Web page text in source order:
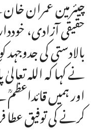
حقیقی آزادی،
بالادستی کی
نے کہا کہ اللہ
اور ہمیں
کرنے کی توفیق عطا